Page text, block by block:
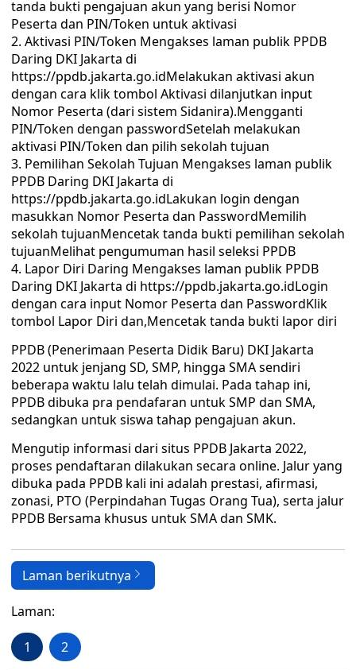
tanda bukti pengajuan akun yang berisi Nomor
Peserta dan PIN/Token untuk aktivasi
Aktivasi PIN/Token Mengakses laman publik PPDB
Daring DKI Jakarta di
https://ppdb.jakarta.go.idMelakukan aktivasi akun
dengan cara klik tombol Aktivasi dilanjutkan input
Nomor Peserta (dari sistem Sidanira).Mengganti
PIN/Token dengan passwordSetelah melakukan
aktivasi PIN/Token dan pilih sekolah tujuan
Pemilihan Sekolah Tujuan Mengakses laman publik
PPDB Daring DKI Jakarta di
https://ppdb.jakarta.go.idLakukan login dengan
masukkan Nomor Peserta dan PasswordMemilih
sekolah tujuanMencetak tanda bukti pemilihan sekolah
tujuanMelihat pengumuman hasil seleksi PPDB
Lapor Diri Daring Mengakses laman publik PPDB
Daring DKI Jakarta di https://ppdb.jakarta.go.idLogin
dengan cara input Nomor Peserta dan PasswordKlik
tombol Lapor Diri dan,Mencetak tanda bukti lapor diri
PPDB (Penerimaan Peserta Didik Baru) DKI Jakarta
2022 untuk jenjang SD, SMP, hingga SMA sendiri
beberapa waktu lalu telah dimulai. Pada tahap ini,
PPDB dibuka pra pendafaran untuk SMP dan SMA,
sedangkan untuk siswa tahap pengajuan akun.
Mengutip informasi dari situs PPDB Jakarta 2022,
proses pendaftaran dilakukan secara online. Jalur yang
dibuka pada PPDB kali ini adalah prestasi, afirmasi,
zonasi, PTO (Perpindahan Tugas Orang Tua), serta jalur
PPDB Bersama khusus untuk SMA dan SMK.
Laman berikutnya
Laman:
1 2